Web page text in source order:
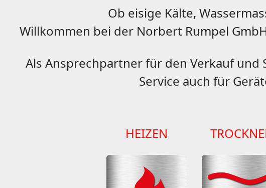
Ob eisige Kälte,
Willkommen bei der Norbert Rumpel
Als Ansprechpartner für den Verkauf
Service auch für
HEIZEN